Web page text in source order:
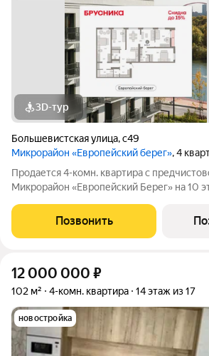
3D-тур
Большевистская улица,с49
Микрорайон «Европейский берег», 4
Продается 4-комн. квартира с
Микрорайон «Европейский Берег» на 10
кухни-гостиной: 35.79 кв.м. Угловая
естественная вентиляция
Позвонить
12 000 000 ₽
102 м² 4-комн. квартира 14 этаж из 17
новостройка